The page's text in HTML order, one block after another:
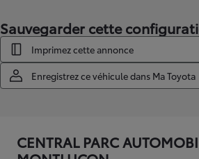
Sauvegarder cette
Imprimez cette annonce
Enregistrez ce véhicule dans Ma Toyota
CENTRAL PARC